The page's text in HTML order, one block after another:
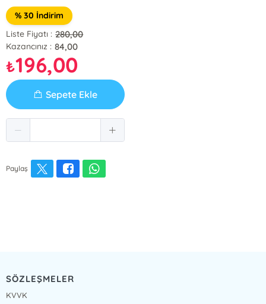
% 30 İndirim
Liste Fiyatı : 280,00
Kazancınız : 84,00
₺196,00
Sepete Ekle
Paylaş
SÖZLEŞMELER
KVVK